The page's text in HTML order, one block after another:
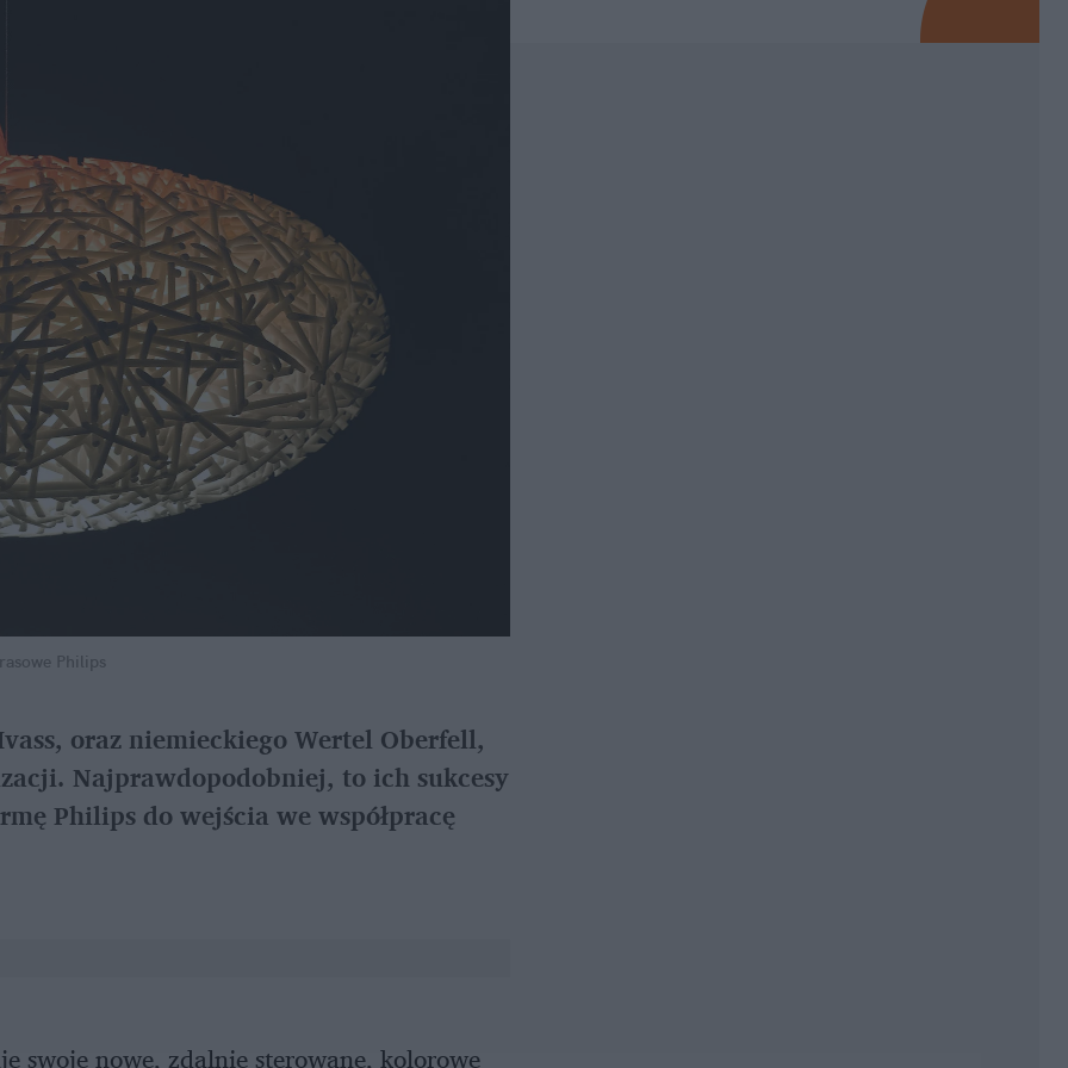
Philips
oraz niemieckiego Wertel Oberfell,
Najprawdopodobniej, to ich sukcesy
Philips do wejścia we współpracę
swoje nowe, zdalnie sterowane, kolorowe